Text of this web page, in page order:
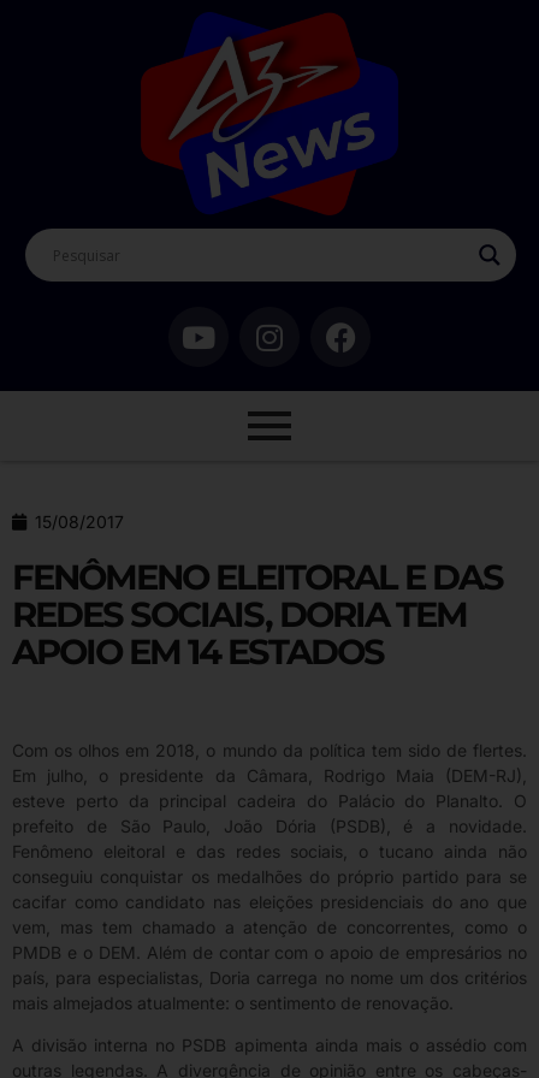
15/08/2017
FENÔMENO ELEITORAL E DAS
REDES SOCIAIS, DORIA TEM
APOIO EM 14 ESTADOS
Com os olhos em 2018, o mundo da política tem sido de flertes.
Em julho, o presidente da Câmara, Rodrigo Maia (DEM-RJ),
esteve perto da principal cadeira do Palácio do Planalto. O
prefeito de São Paulo, João Dória (PSDB), é a novidade.
Fenômeno eleitoral e das redes sociais, o tucano ainda não
conseguiu conquistar os medalhões do próprio partido para se
cacifar como candidato nas eleições presidenciais do ano que
vem, mas tem chamado a atenção de concorrentes, como o
PMDB e o DEM. Além de contar com o apoio de empresários no
país, para especialistas, Doria carrega no nome um dos critérios
mais almejados atualmente: o sentimento de renovação.
A divisão interna no PSDB apimenta ainda mais o assédio com
outras legendas. A divergência de opinião entre os cabeças-